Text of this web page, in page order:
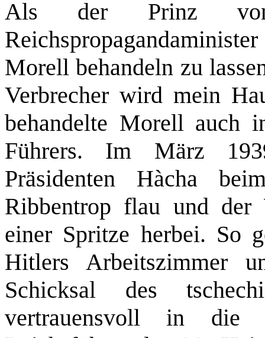
Als der Prinz von
Morell behandeln zu
Verbrecher wird mein
behandelte Morell auch
Führers. Im März
Präsidenten Hàcha
Ribbentrop flau und
einer Spritze herbei. So
Hitlers Arbeitszimmer
Schicksal des
vertrauensvoll in die